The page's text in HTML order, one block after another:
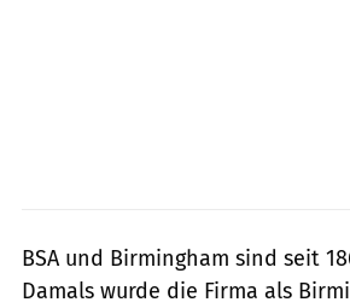
BSA und Birmingham sind seit
Damals wurde die Firma als